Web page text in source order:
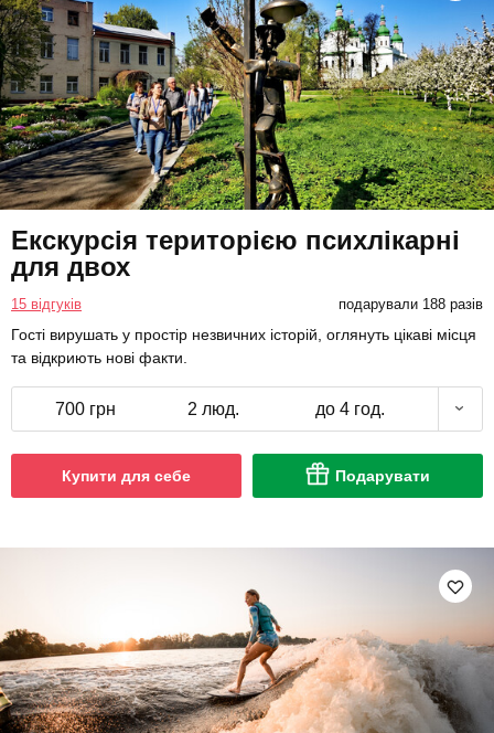
Екскурсія територією психлікарні
для двох
15 відгуків подарували 188 разів
Гості вирушать у простір незвичних історій, оглянуть цікаві місця
та відкриють нові факти.
700 грн 2 люд. до 4 год.
Купити для себе Подарувати